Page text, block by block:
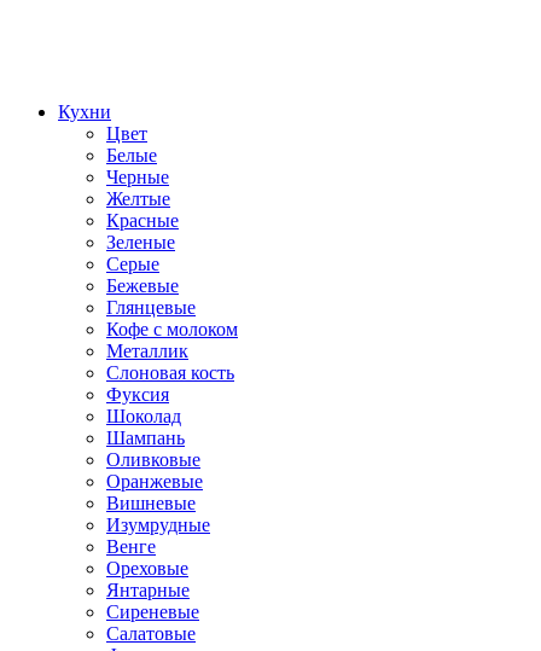
Кухни
Цвет
Белые
Черные
Желтые
Красные
Зеленые
Серые
Бежевые
Глянцевые
Кофе с молоком
Металлик
Слоновая кость
Фуксия
Шоколад
Шампань
Оливковые
Оранжевые
Вишневые
Изумрудные
Венге
Ореховые
Янтарные
Сиреневые
Салатовые